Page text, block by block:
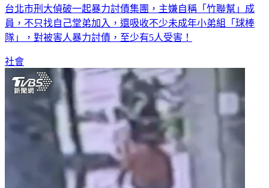
台北市刑大偵破一起暴力討債集團，主嫌自稱「竹聯幫」成
員，不只找自己堂弟加入，還吸收不少未成年小弟組「球棒
隊」，對被害人暴力討債，至少有5人受害！
社會